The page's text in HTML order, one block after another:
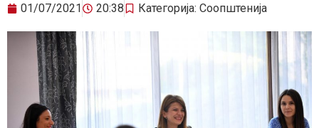
01/07/2021 20:38 Категорија: Соопштенија